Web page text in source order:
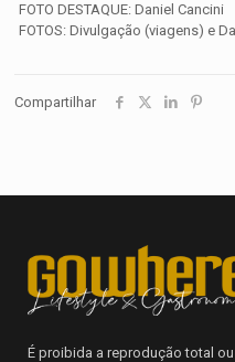
FOTO DESTAQUE: Daniel Cancini
FOTOS: Divulgação (viagens) e
Compartilhar
É proibida a reprodução total